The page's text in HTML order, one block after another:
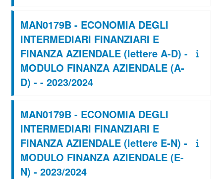
MAN0179B - ECONOMIA DEGLI
INTERMEDIARI FINANZIARI E
FINANZA AZIENDALE (lettere A-D) -
MODULO FINANZA AZIENDALE (A-
D) - - 2023/2024
MAN0179B - ECONOMIA DEGLI
INTERMEDIARI FINANZIARI E
FINANZA AZIENDALE (lettere E-N) -
MODULO FINANZA AZIENDALE (E-
N) - 2023/2024